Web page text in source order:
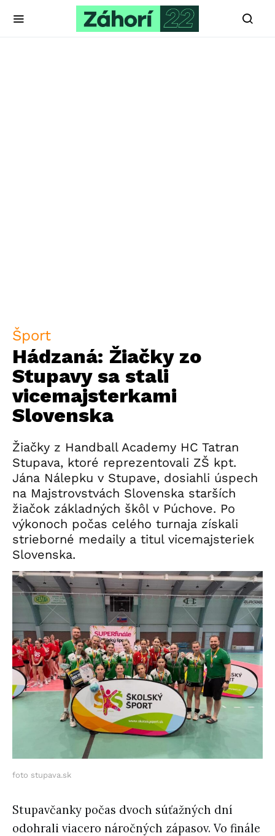
Šport
Hádzaná: Žiačky zo
Stupavy sa stali
vicemajsterkami
Slovenska
Žiačky z Handball Academy HC Tatran
Stupava, ktoré reprezentovali ZŠ kpt.
Jána Nálepku v Stupave, dosiahli úspech
na Majstrovstvách Slovenska starších
žiačok základných škôl v Púchove. Po
výkonoch počas celého turnaja získali
strieborné medaily a titul vicemajsteriek
Slovenska.
foto stupava.sk
Stupavčanky počas dvoch súťažných dní
odohrali viacero náročných zápasov. Vo finále